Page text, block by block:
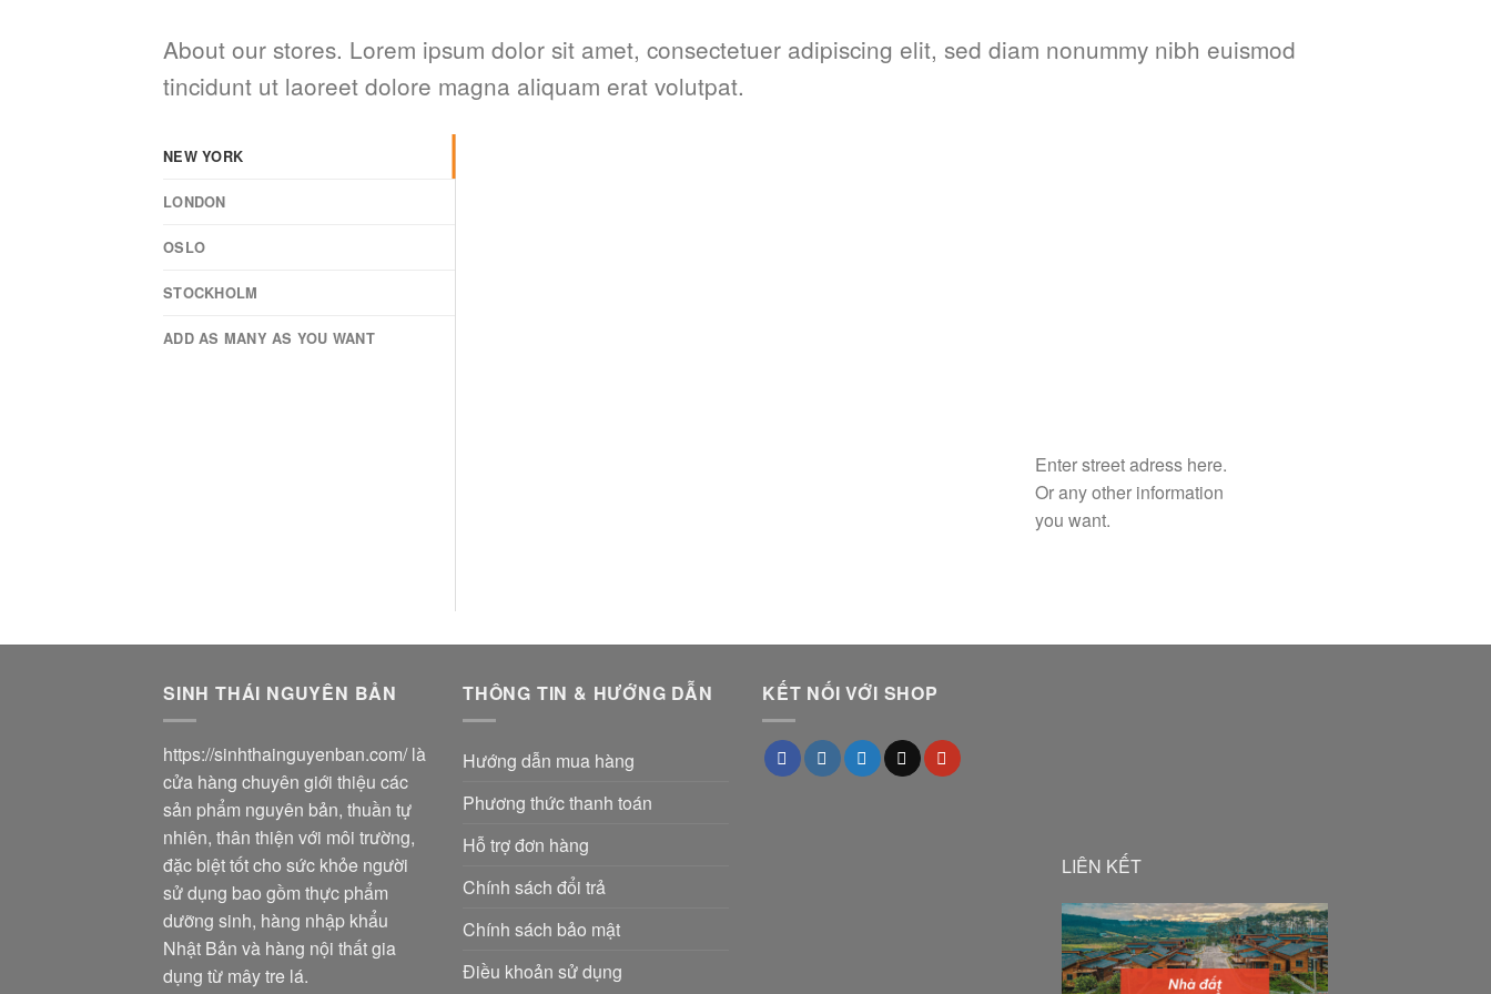
About our stores. Lorem ipsum dolor sit amet, consectetuer adipiscing elit, sed diam nonummy nibh euismod
tincidunt ut laoreet dolore magna aliquam erat volutpat.
NEW YORK
LONDON
OSLO
STOCKHOLM
ADD AS MANY AS YOU WANT
Enter street adress here.
Or any other information
you want.
SINH THÁI NGUYÊN BẢN
https://sinhthainguyenban.com/là
cửa hàng chuyên giới thiệu các
sản phẩm nguyên bản, thuần tự
nhiên, thân thiện với môi trường,
đặc biệt tốt cho sức khỏe người
sử dụng bao gồm thực phẩm
dưỡng sinh, hàng nhập khẩu
Nhật Bản và hàng nội thất gia
dụng từ mây tre lá.
THÔNG TIN & HƯỚNG DẪN
Hướng dẫn mua hàng
Phương thức thanh toán
Hỗ trợ đơn hàng
Chính sách đổi trả
Chính sách bảo mật
Điều khoản sử dụng
KẾT NỐI VỚI SHOP
LIÊN KẾT